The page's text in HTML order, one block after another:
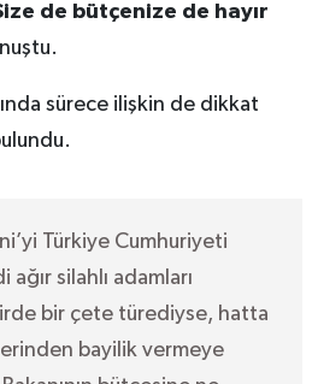
de bütçenize de hayır
sürece ilişkin de dikkat
Türkiye Cumhuriyeti
ağır silahlı adamları
bir çete türediyse, hatta
bayilik vermeye